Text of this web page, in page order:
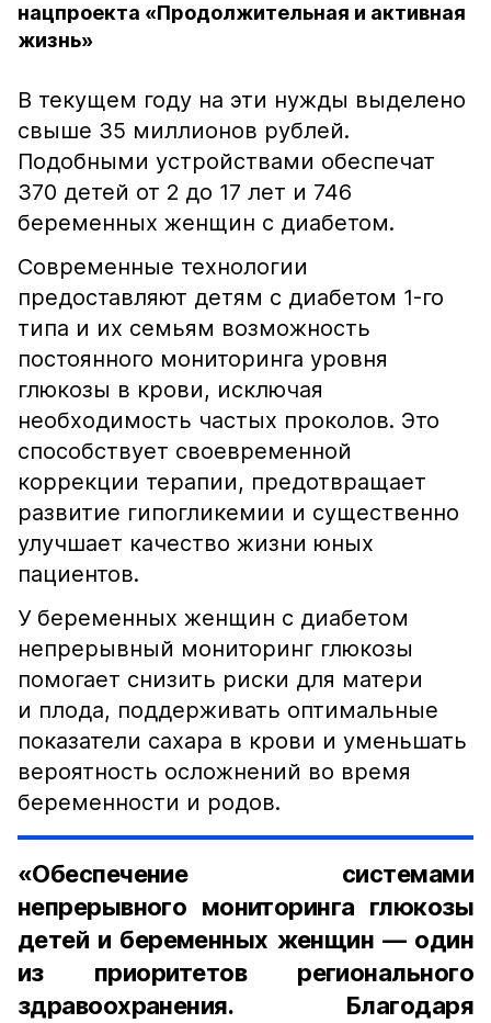
нацпроекта «Продолжительная и активная
жизнь»
В текущем году на эти нужды выделено
свыше 35 миллионов рублей.
Подобными устройствами обеспечат
370 детей от 2 до 17 лет и 746
беременных женщин с диабетом.
Современные технологии
предоставляют детям с диабетом 1-го
типа и их семьям возможность
постоянного мониторинга уровня
глюкозы в крови, исключая
необходимость частых проколов. Это
способствует своевременной
коррекции терапии, предотвращает
развитие гипогликемии и существенно
улучшает качество жизни юных
пациентов.
У беременных женщин с диабетом
непрерывный мониторинг глюкозы
помогает снизить риски для матери
и плода, поддерживать оптимальные
показатели сахара в крови и уменьшать
вероятность осложнений во время
беременности и родов.
«Обеспечение системами
непрерывного мониторинга глюкозы
детей и беременных женщин — один
из приоритетов регионального
здравоохранения. Благодаря